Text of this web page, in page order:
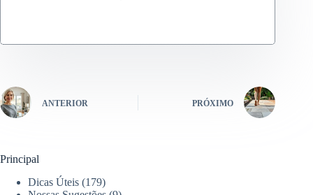
ANTERIOR PRÓXIMO
Principal
Dicas Úteis (179)